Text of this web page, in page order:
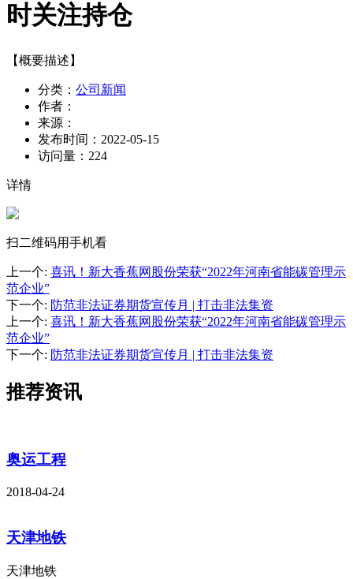
时关注持仓
【概要描述】
分类： 公司新闻
作者：
来源：
发布时间： 2022-05-15
访问量： 224
详情
扫二维码用手机看
上一个: 喜讯！新大香蕉网股份荣获“2022年河南省能碳管理示
范企业”
下一个: 防范非法证券期货宣传月 | 打击非法集资
上一个: 喜讯！新大香蕉网股份荣获“2022年河南省能碳管理示
范企业”
下一个: 防范非法证券期货宣传月 | 打击非法集资
推荐资讯
奥运工程
2018-04-24
天津地铁
天津地铁